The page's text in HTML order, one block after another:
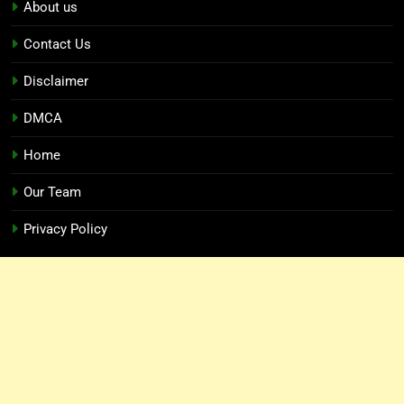
About us
Contact Us
Disclaimer
DMCA
Home
Our Team
Privacy Policy